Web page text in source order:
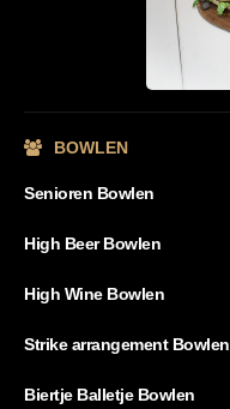
BOWLEN
Senioren Bowlen
High Beer Bowlen
High Wine Bowlen
Strike arrangement Bowlen
Biertje Balletje Bowlen